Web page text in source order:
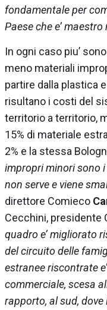
fondamentale per
Paese che e’
In ogni caso piu’
meno materiali
partire dalla plastica
risultano i costi del
territorio a territorio,
15% di materiale
2% e la stessa
impropri minori sono
non serve e viene
direttore Comieco
Cecchini, presidente
quadro e’ migliorato
del circuito delle
estranee riscontrate
commerciale, scesa
rapporto, al sud,